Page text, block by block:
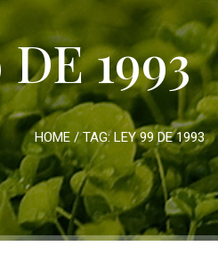
1993
HOME / TAG:LEY 99 DE 1993